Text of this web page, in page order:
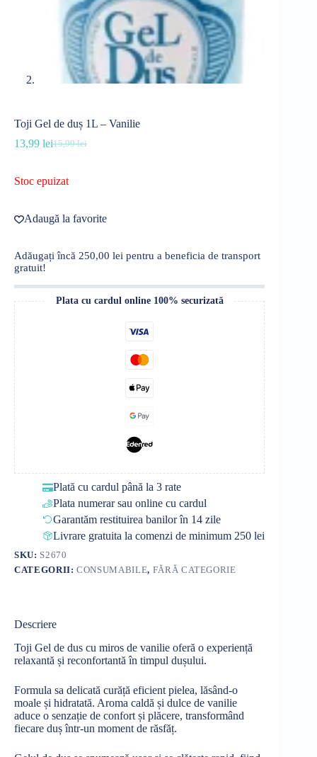
Toji Gel de duș 1L – Vanilie
15,99lei
Prețul
a
fost:
13,99 leiPrețul
este:
13,99 lei.
Stoc epuizat
Adaugă la favorite
Adăugați încă 250,00 lei pentru a beneficia de transport
gratuit!
Plata cu cardul online 100% securizată
Plată cu cardul până la 3 rate
Plata numerar sau online cu cardul
Garantăm restituirea banilor în 14 zile
Livrare gratuita la comenzi de minimum 250 lei
SKU: S2670
CATEGORII:CONSUMABILE, FĂRĂ CATEGORIE
Descriere
Toji Gel de dus cu miros de vanilie oferă o experiență
relaxantă și reconfortantă în timpul dușului.
Formula sa delicată curăță eficient pielea, lăsând-o
moale și hidratată. Aroma caldă și dulce de vanilie
aduce o senzație de confort și plăcere, transformând
fiecare duș într-un moment de răsfăț.